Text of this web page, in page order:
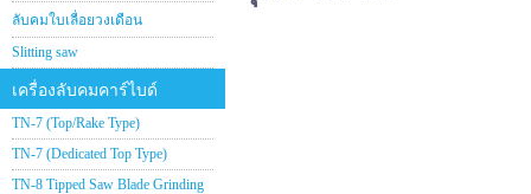
ลับคมใบเลื่อยวงเดือน
Slitting saw
เครื่องลับคมคาร์ไบด์
TN-7 (Top/Rake Type)
TN-7 (Dedicated Top Type)
TN-8 Tipped Saw Blade Grinding